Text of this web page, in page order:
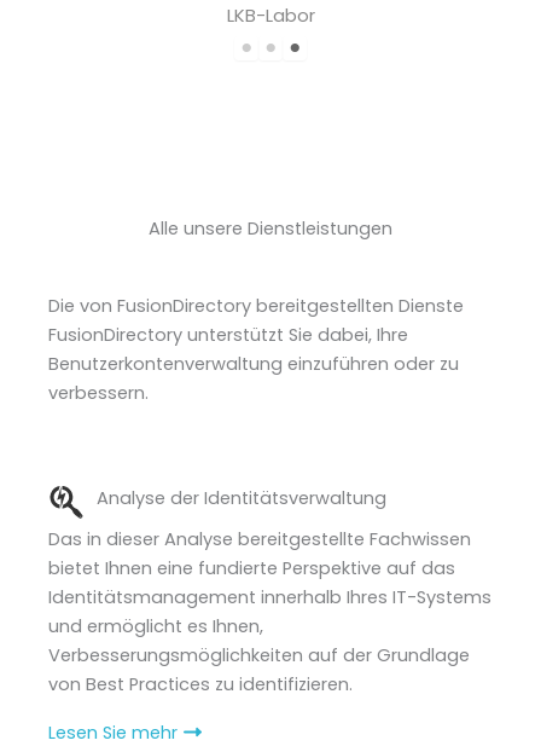
LKB-Labor
Alle unsere Dienstleistungen
Die von FusionDirectory bereitgestellten Dienste
FusionDirectory unterstützt Sie dabei, Ihre
Benutzerkontenverwaltung einzuführen oder zu
verbessern.
Analyse der Identitätsverwaltung
Das in dieser Analyse bereitgestellte Fachwissen
bietet Ihnen eine fundierte Perspektive auf das
Identitätsmanagement innerhalb Ihres IT-Systems
und ermöglicht es Ihnen,
Verbesserungsmöglichkeiten auf der Grundlage
von Best Practices zu identifizieren.
Lesen Sie mehr